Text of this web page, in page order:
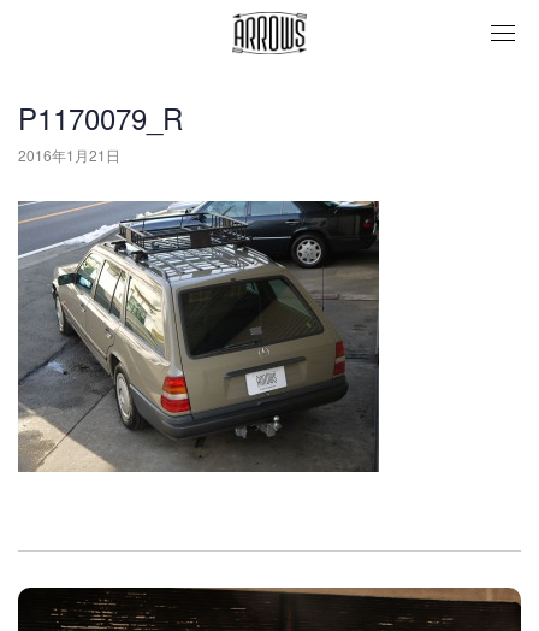
P1170079_R
2016年1月21日